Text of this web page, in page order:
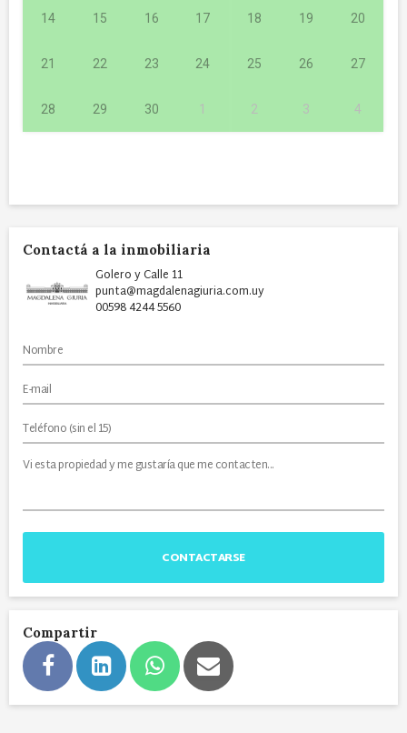
14 15 16 17 18 19 20
21 22 23 24 25 26 27
28 29 30 1 2 3 4
Contactá a la inmobiliaria
Golero y Calle 11
punta@magdalenagiuria.com.uy
00598 4244 5560
CONTACTARSE
Compartir